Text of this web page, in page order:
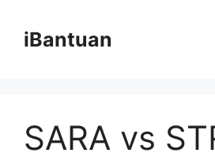
contentiBantuan
SARA vs